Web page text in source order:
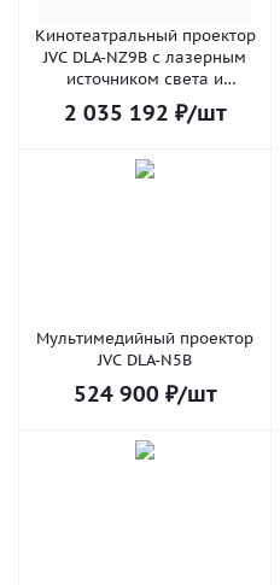
Кинотеатральный проектор
JVC DLA-NZ9B с лазерным
источником света и
поддержкой разрешения 8К
2 035 192 ₽/шт
Мультимедийный проектор
JVC DLA-N5B
524 900 ₽/шт